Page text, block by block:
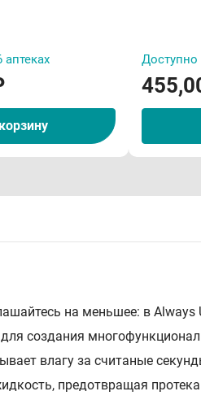
Доступно
на меньшее: в
создания
влагу за считаные
предотвращая